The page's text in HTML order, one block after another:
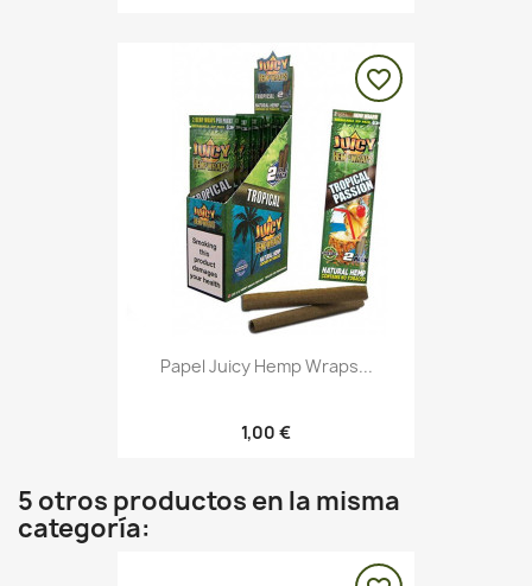
Papel Juicy Hemp Wraps...
1,00 €
favorite_border
5 otros productos en la misma
categoría: